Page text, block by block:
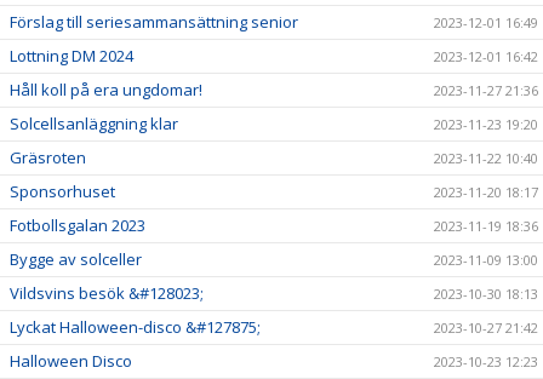
Förslag till seriesammansättning senior 2023-12-01 16:49
Lottning DM 2024 2023-12-01 16:42
Håll koll på era ungdomar! 2023-11-27 21:36
Solcellsanläggning klar 2023-11-23 19:20
Gräsroten 2023-11-22 10:40
Sponsorhuset 2023-11-20 18:17
Fotbollsgalan 2023 2023-11-19 18:36
Bygge av solceller 2023-11-09 13:00
Vildsvins besök &#128023; 2023-10-30 18:13
Lyckat Halloween-disco &#127875; 2023-10-27 21:42
Halloween Disco 2023-10-23 12:23